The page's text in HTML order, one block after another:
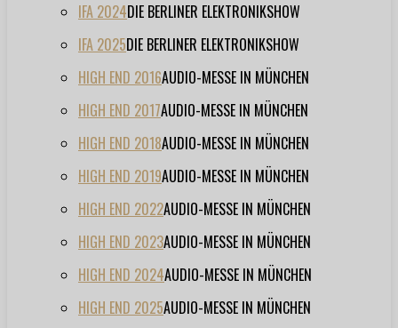
IFA 2024DIE BERLINER ELEKTRONIKSHOW
IFA 2025DIE BERLINER ELEKTRONIKSHOW
HIGH END 2016AUDIO-MESSE IN MÜNCHEN
HIGH END 2017AUDIO-MESSE IN MÜNCHEN
HIGH END 2018AUDIO-MESSE IN MÜNCHEN
HIGH END 2019AUDIO-MESSE IN MÜNCHEN
HIGH END 2022AUDIO-MESSE IN MÜNCHEN
HIGH END 2023AUDIO-MESSE IN MÜNCHEN
HIGH END 2024AUDIO-MESSE IN MÜNCHEN
HIGH END 2025AUDIO-MESSE IN MÜNCHEN